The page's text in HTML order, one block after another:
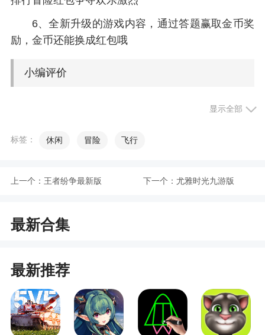
6、全新升级的游戏内容，通过答题赢取金币奖
励，金币还能换成红包哦
小编评价
1、闯关我最强游戏里有跟成语有关的关卡，题
题过关，红包就会弹出来
能领取红包奖励，闯关越多拿到的红包奖励就越
3、闯关我最强，里面各种各样的题目，根据题
目的难易程度也会适当给出提示，福利红包更是送
送，赶快开始你的答题闯关活动吧，在知识的海洋
力大，赢取奖励
显示全部
标签： 休闲 冒险 飞行
上一个： 王者纷争最新版 下一个： 尤雅时光九游版
最新合集
最新推荐